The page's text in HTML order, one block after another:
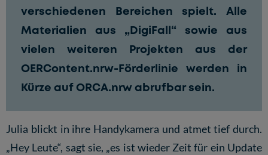
verschiedenen Bereichen spielt. Alle
Materialien aus „DigiFall“ sowie aus
vielen weiteren Projekten aus der
OERContent.nrw-Förderlinie werden in
Kürze auf ORCA.nrw abrufbar sein.
Julia blickt in ihre Handykamera und atmet tief durch.
„Hey Leute“, sagt sie, „es ist wieder Zeit für ein Update